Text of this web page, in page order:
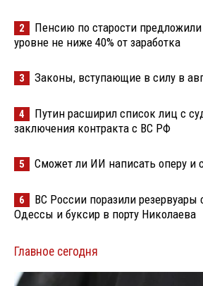
2
Пенсию по старости
уровне не ниже 40% от заработка
3 Законы, вступающие в силу в
4
Путин расширил список лиц с
заключения контракта с ВС РФ
5 Сможет ли ИИ написать оперу и
6
ВС России поразили резервуары
Одессы и буксир в порту Николаева
Главное сегодня